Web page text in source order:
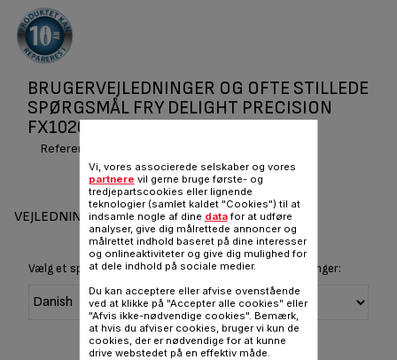
BRUGERVEJLEDNINGER OG OFTE STILLEDE
SPØRGSMÅL FRY DELIGHT PRECISION
FX1020 FX102015
Reference :
VEJLEDNINGER OG GARANTI
Vælg et sprog for at vise instruktioner og brugervejledninger:
Vi, vores associerede selskaber og vores
partnere vil gerne bruge første- og
tredjepartscookies eller lignende
teknologier (samlet kaldet "Cookies") til at
indsamle nogle af dine datafor at udføre
analyser, give dig målrettede annoncer og
målrettet indhold baseret på dine interesser
og onlineaktiviteter og give dig mulighed for
at dele indhold på sociale medier.
Du kan acceptere eller afvise ovenstående
ved at klikke på "Accepter alle cookies" eller
"Afvis ikke-nødvendige cookies". Bemærk,
at hvis du afviser cookies, bruger vi kun de
cookies, der er nødvendige for at kunne
drive webstedet på en effektiv måde.